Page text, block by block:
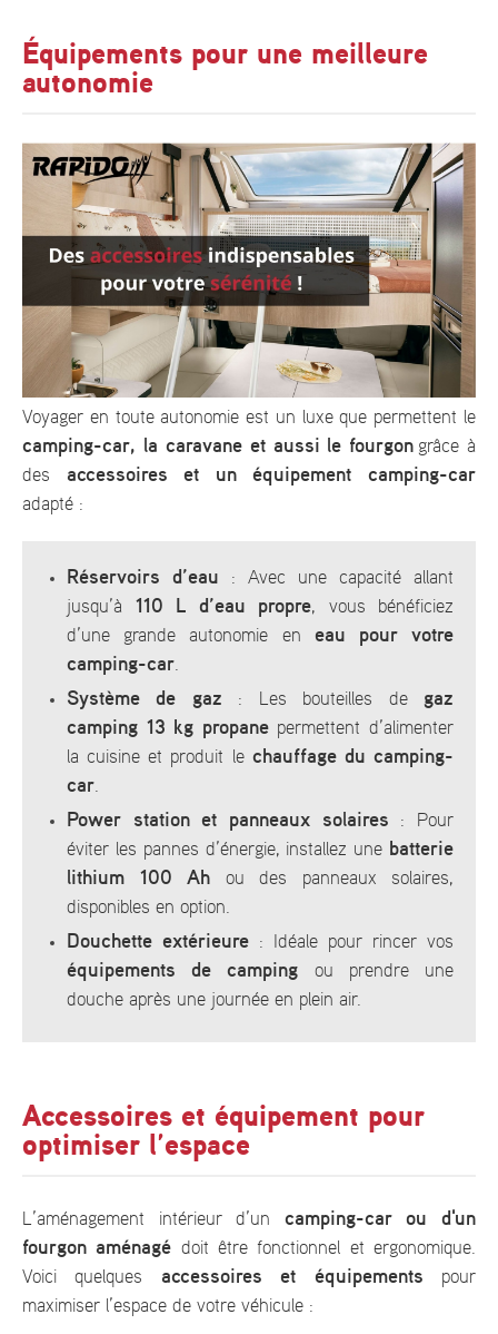
Équipements pour une meilleure
autonomie
Voyager en toute autonomie est un luxe que permettent le
camping-car, la caravane et aussi le fourgon grâce à
des accessoires et un équipement camping-car
adapté :
Réservoirs d’eau : Avec une capacité allant
jusqu’à 110 L d’eau propre, vous bénéficiez
d’une grande autonomie en eau pour votre
camping-car
Système de gaz : Les bouteilles de gaz
camping 13 kg propanepermettent d’alimenter
la cuisine et produit le chauffage du camping-
car
Power station et panneaux solaires : Pour
éviter les pannes d’énergie, installez une batterie
lithium 100 Ah ou des panneaux solaires,
disponibles en option.
Douchette extérieure : Idéale pour rincer vos
équipements de camping ou prendre une
douche après une journée en plein air.
Accessoires et équipement pour
optimiser l’espace
L’aménagement intérieur d’un camping-car ou d'un
fourgon aménagé doit être fonctionnel et ergonomique.
Voici quelques accessoires et équipements pour
maximiser l’espace de votre véhicule :